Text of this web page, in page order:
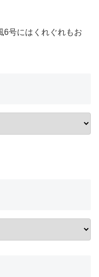
6号にはくれぐれもお